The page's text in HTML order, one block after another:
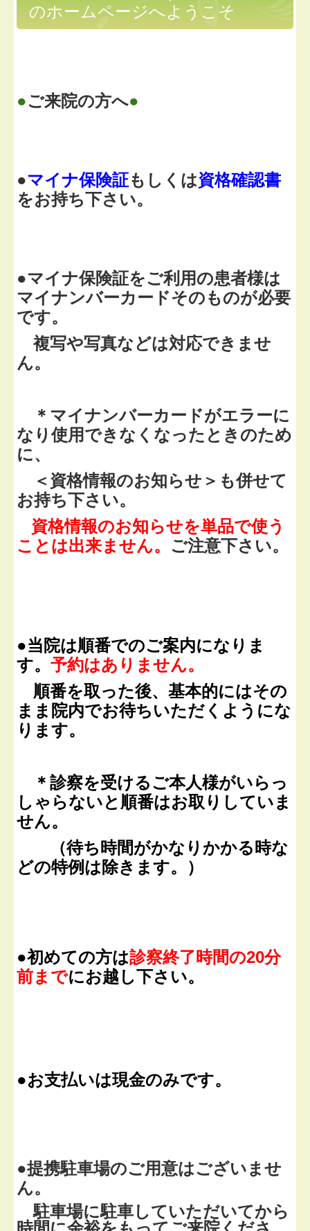
のホームページへようこそ
●ご来院の方へ●
●マイナ保険証もしくは資格確認書
をお持ち下さい。
●マイナ保険証をご利用の患者様は
マイナンバーカードそのものが必要
です。
複写や写真などは対応できませ
ん。
＊マイナンバーカードがエラーに
なり使用できなくなったときのため
に、
＜資格情報のお知らせ＞ も併せて
お持ち下さい。
資格情報のお知らせを単品で使う
ことは出来ません。 ご注意下さい。
●当院は順番でのご案内になりま
す。予約はありません。
順番を取った後、基本的にはその
まま院内でお待ちいただくようにな
ります。
＊診察を受けるご本人様がいらっ
しゃらないと 順番はお取りしていま
せん。
（待ち時間がかなりかかる時な
どの特例は除きます。）
●初めての方は診察終了時間の20分
前までにお越し下さい。
●お支払いは現金のみです。
●提携駐車場のご用意はございませ
ん。
駐車場に駐車していただいてから